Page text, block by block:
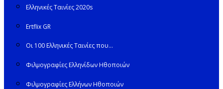
Ελληνικές Ταινίες 2020s
Ertflix GR
Οι 100 Ελληνικές Ταινίες που…
Φιλμογραφίες Ελληνίδων Ηθοποιών
Φιλμογραφίες Ελλήνων Ηθοποιών